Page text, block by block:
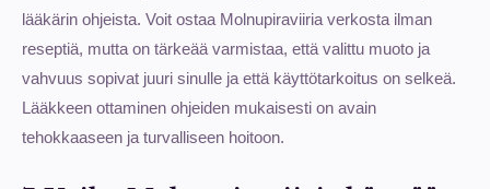
lääkärin ohjeista. Voit ostaa Molnupiraviiria verkosta ilman
reseptiä, mutta on tärkeää varmistaa, että valittu muoto ja
vahvuus sopivat juuri sinulle ja että käyttötarkoitus on selkeä.
Lääkkeen ottaminen ohjeiden mukaisesti on avain
tehokkaaseen ja turvalliseen hoitoon.